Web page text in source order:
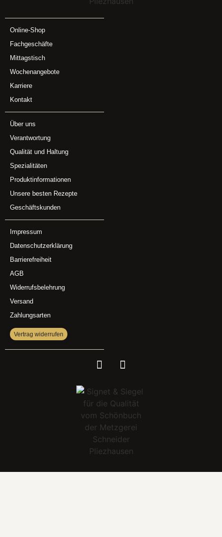
Online-Shop
Fachgeschäfte
Mittagstisch
Wochenangebote
Karriere
Kontakt
Über uns
Verantwortung
Qualität und Haltung
Spezialitäten
Produktinformationen
Unsere besten Rezepte
Geschäftskunden
Impressum
Datenschutzerklärung
Barrierefreiheit
AGB
Widerrufsbelehrung
Versand
Zahlungsarten
Vertrag widerrufen